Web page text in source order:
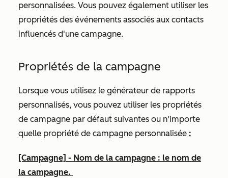
personnalisées. Vous pouvez également utiliser les
propriétés des événements associés aux contacts
influencés d'une campagne.
Propriétés de la campagne
Lorsque vous utilisez le générateur de rapports
personnalisés, vous pouvez utiliser les propriétés
de campagne par défaut suivantes ou n'importe
quelle propriété de campagne personnalisée :
[Campagne] - Nom de la campagne : le nom de
la campagne.